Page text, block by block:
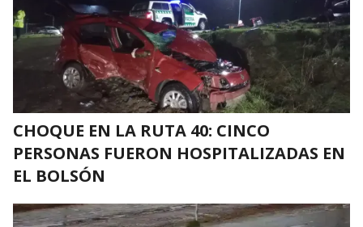
CHOQUE EN LA RUTA 40: CINCO
PERSONAS FUERON HOSPITALIZADAS EN
EL BOLSÓN